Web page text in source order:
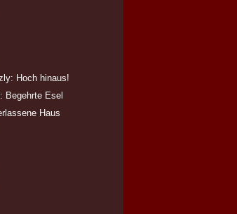
Hoch hinaus!
Begehrte Esel
Haus